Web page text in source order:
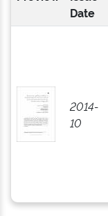
Date
2014-
10